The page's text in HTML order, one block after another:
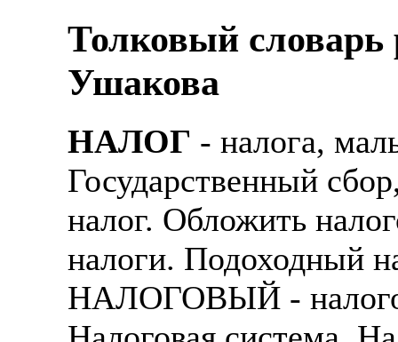
Толковый словарь
Ушакова
НАЛОГ - налога,
Государственный
налог. Обложить
налоги. Подоходный
НАЛОГОВЫЙ -